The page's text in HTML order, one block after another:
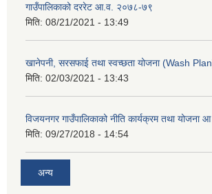
गाउँपालिकाको दररेट आ.व. २०७८-७९
मिति: 08/21/2021 - 13:49
खानेपनी, सरसफाई तथा स्वच्छता योजना (Wash
मिति: 02/03/2021 - 13:43
विजयनगर गाउँपालिकाको नीति कार्यक्रम तथा योजना
मिति: 09/27/2018 - 14:54
अन्य